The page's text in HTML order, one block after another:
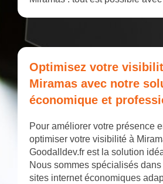
Optimisez votre
Miramas avec notre
économique et
Pour améliorer votre présence
optimiser votre visibilité à
Goodalldev.fr est la solution
Nous sommes spécialisés
sites internet économiques